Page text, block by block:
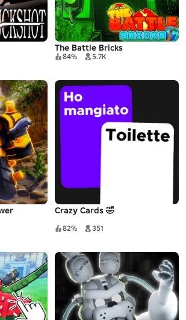
The Battle Bricks
84% 5.7K
Crazy Cards 🤣
82% 351